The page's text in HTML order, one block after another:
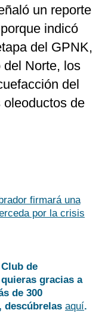
un reporte
indicó
del GPNK,
del Norte, los
del
de
firmará una
por la crisis
de
gracias a
de 300
descúbrelas aquí.